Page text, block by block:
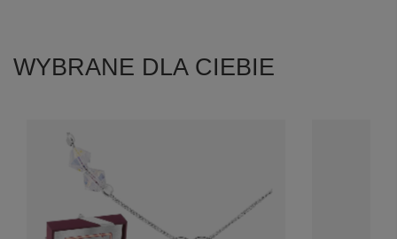
WYBRANE DLA CIEBIE